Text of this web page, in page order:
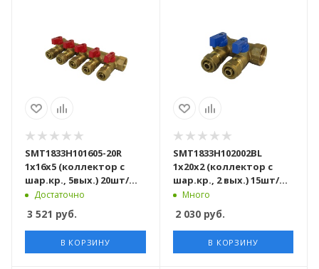
SMT1833Н101605-20R
1х16х5 (коллектор с
шар.кр., 5вых.) 20шт/
корДостаточно
3 521 руб.
В КОРЗИНУ
SMT1833Н102002BL
1x20x2 (коллектор с
шар.кр., 2 вых.) 15шт/
корМного
2 030руб.
В КОРЗИНУ